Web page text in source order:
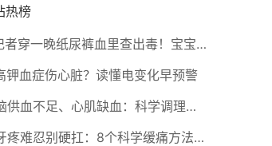
热榜
记者穿一晚纸尿裤血里查出毒！宝宝血液浓度竟是成人的5倍？
钾血症伤心脏？读懂电变化早预警
脑供血不足、心肌缺血：科学调理全攻略
牙疼难忍别硬扛：8个科学缓痛方法收好